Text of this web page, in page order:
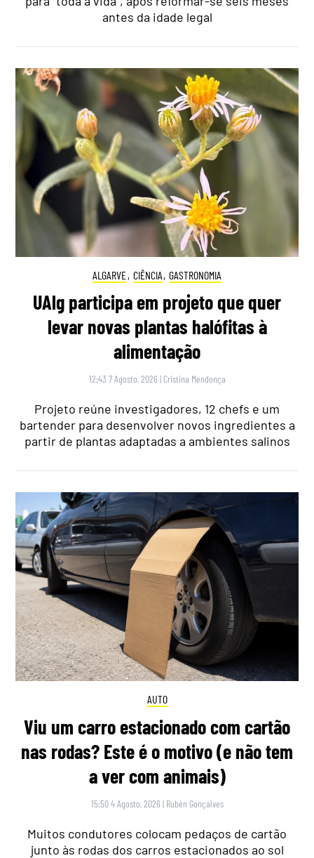
antes da idade legal
ALGARVE, CIÊNCIA, GASTRONOMIA
UAlg participa em projeto que quer
levar novas plantas halófitas à
alimentação
12:43 7 Agosto, 2026 | Cristina Mendonça
Projeto reúne investigadores, 12 chefs e um
bartender para desenvolver novos ingredientes a
partir de plantas adaptadas a ambientes salinos
AUTO
Viu um carro estacionado com cartão
nas rodas? Este é o motivo (e não tem
a ver com animais)
15:50 4 Agosto, 2026 | Rubén Gonçalves
Muitos condutores colocam pedaços de cartão
junto às rodas dos carros estacionados ao sol